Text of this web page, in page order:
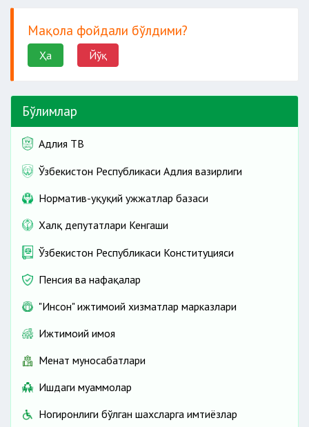
Мақола фойдали бўлдими?
Ҳа Йўқ
Бўлимлар
Адлия ТВ
Ўзбекистон Республикаси Адлия вазирлиги
Норматив-ҳуқуқий ҳужжатлар базаси
Халқ депутатлари Кенгаши
Ўзбекистон Республикаси Конституцияси
Пенсия ва нафақалар
"Инсон" ижтимоий хизматлар марказлари
Ижтимоий ҳимоя
Меҳнат муносабатлари
Ишдаги муаммолар
Ногиронлиги бўлган шахсларга имтиёзлар